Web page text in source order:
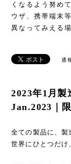
くなるよう努め
ウザ、携帯端末
異なってみえる
通
2023年1月製
Jan.2023｜
全ての製品に、製
世界にひとつだけ